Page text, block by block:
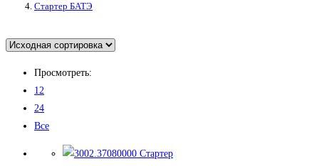
Стартер БАТЭ
Просмотреть:
12
24
Все